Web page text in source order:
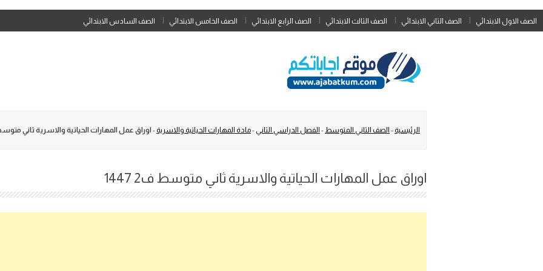
Skip
to
الصف الاول الابتدائي الصف الثاني الابتدائي الصف الثالث الابتدائي الصف الرابع الابتدائي الصف الخامس الابتدائي الصف السادس الابتدائي
الرئيسية - الصف الثاني المتوسط - الفصل الدراسي الثاني -مادة المهارات الحياتية والاسرية - اوراق عمل المهارات الحياتية والاسرية ثاني متوسط
اوراق عمل المهارات الحياتية والاسرية ثاني متوسط ف2 1447